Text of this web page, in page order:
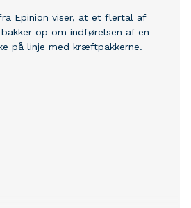
og Søren Steen Andersen
Lars Aagaard
Bramsen (Socialdemokratiet) i
Epinion viser, at et flertal af
op om indførelsen af en
på linje med kræftpakkerne.